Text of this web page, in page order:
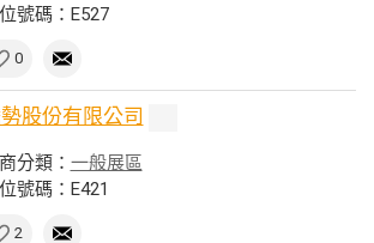
號碼：E527
0
股份有限公司
分類： 一般展區
號碼：E421
2